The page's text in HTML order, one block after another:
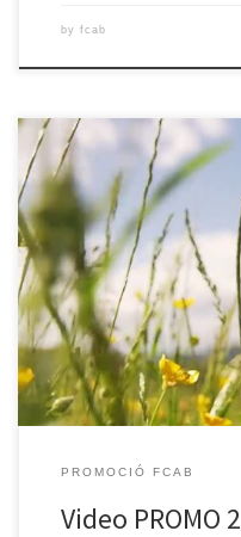
by fcab
PROMOCIÓ FCAB
Video PROMO 2